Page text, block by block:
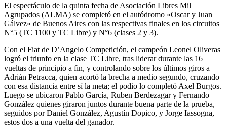
El espectáculo de la quinta fecha de Asociación Libres Mil
Agrupados (ALMA) se completó en el autódromo «Oscar y Juan
Gálvez» de Buenos Aires con las respectivas finales en los circuitos
N°5 (TC 1100 y TC Libre) y N°6 (clases 2 y 3).
Con el Fiat de D’Angelo Competición, el campeón Leonel Oliveras
logró el triunfo en la clase TC Libre, tras liderar durante las 16
vueltas de principio a fin, y controlando sobre los últimos giros a
Adrián Petracca, quien acortó la brecha a medio segundo, cruzando
con esa distancia entre sí la meta; el podio lo completó Axel Burgos.
Luego se ubicaron Pablo García, Ruben Berdezagar y Fernando
González quienes giraron juntos durante buena parte de la prueba,
seguidos por Daniel González, Agustín Dopico, y Jorge Iassogna,
estos dos a una vuelta del ganador.